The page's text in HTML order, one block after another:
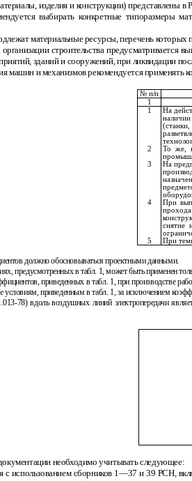
изделия и конструкции) представлены
выбирать конкретные типоразмеры
материальные ресурсы, перечень
организации строительства
зданий и сооружений, при ликвидации
машин и механизмов рекомендуется применять
№ п/п
1
1
На
2
То же,
3
На
4
При
снятие
5 При
должно обосновываться проектными данными.
предусмотренных в табл. 1, может быть применен
приведенных в табл. 1, при производстве
условиям, приведенным в табл. 1, за исключением
-78) вдоль воздушных линий электропередачи
необходимо учитывать следующее:
с использованием сборников 1—37 и 39 РСН,